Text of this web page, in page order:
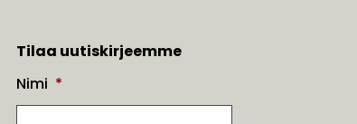
Tilaa uutiskirjeemme
Nimi *